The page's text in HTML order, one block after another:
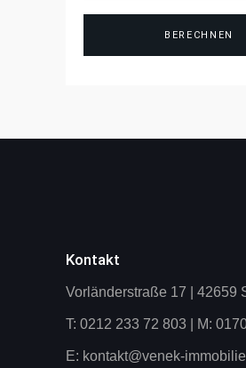
Kontakt
Vorländerstraße 17 | 42659
T: 0212 233 72 803 | M:
E: kontakt@venek-